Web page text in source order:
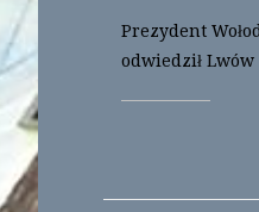
Prezydent
odwiedził Lwów